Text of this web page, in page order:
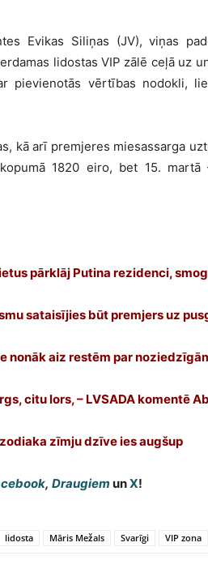
Evikas Siliņas (JV), viņas
lidostas VIP zālē ceļā uz
pievienotās vērtības nodokli,
kā arī premjeres miesassarga
1820 eiro, bet 15.
pārklāj Putina rezidenci,
sataisījies būt premjers uz
nonāk aiz restēm par
citu lors, – LVSADA komentē
zīmju dzīve ies augšup
, Draugiem unX!
lidosta Māris Mežals Svarīgi VIP zona